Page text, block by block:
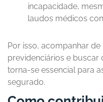
incapacidade,
laudos médicos
Por isso, acompanhar
previdenciários e buscar
torna-se essencial para
segurado.